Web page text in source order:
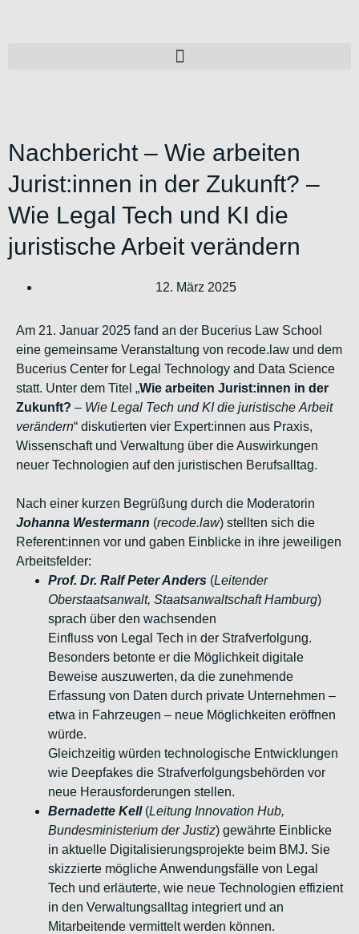
Nachbericht – Wie arbeiten
Jurist:innen in der Zukunft? –
Wie Legal Tech und KI die
juristische Arbeit verändern
12. März 2025
Am 21. Januar 2025 fand an der Bucerius Law School
eine gemeinsame Veranstaltung von recode.law und dem
Bucerius Center for Legal Technology and Data Science
statt. Unter dem Titel „Wie arbeiten Jurist:innen in der
Zukunft? – Wie Legal Tech und KI die juristische Arbeit
verändern“ diskutierten vier Expert:innen aus Praxis,
Wissenschaft und Verwaltung über die Auswirkungen
neuer Technologien auf den juristischen Berufsalltag.
Nach einer kurzen Begrüßung durch die Moderatorin
Johanna Westermann (recode.law) stellten sich die
Referent:innen vor und gaben Einblicke in ihre jeweiligen
Arbeitsfelder:
Prof. Dr. Ralf Peter Anders (Leitender
Oberstaatsanwalt, Staatsanwaltschaft Hamburg)
sprach über den wachsenden
Einfluss von Legal Tech in der Strafverfolgung.
Besonders betonte er die Möglichkeit digitale
Beweise auszuwerten, da die zunehmende
Erfassung von Daten durch private Unternehmen –
etwa in Fahrzeugen – neue Möglichkeiten eröffnen
würde.
Gleichzeitig würden technologische Entwicklungen
wie Deepfakes die Strafverfolgungsbehörden vor
neue Herausforderungen stellen.
Bernadette Kell(Leitung Innovation Hub,
Bundesministerium derJustiz) gewährte Einblicke
in aktuelle Digitalisierungsprojekte beim BMJ. Sie
skizzierte mögliche Anwendungsfälle von Legal
Tech und erläuterte, wie neue Technologien effizient
in den Verwaltungsalltag integriert und an
Mitarbeitende vermitteltwerden können.